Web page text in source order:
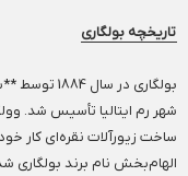
تاریخچه بولگاری
بولگاری
شهر رم ایتالیا تأسیس شد.
ساخت زیورآلات نقره‌ای کار خود
الهام‌بخش نام برند بولگاری